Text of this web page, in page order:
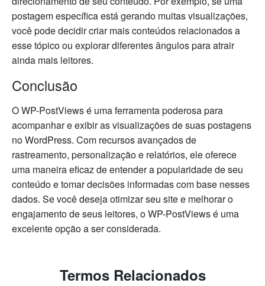
postagem específica está gerando muitas visualizações,
você pode decidir criar mais conteúdos relacionados a
esse tópico ou explorar diferentes ângulos para atrair
ainda mais leitores.
Conclusão
O WP-PostViews é uma ferramenta poderosa para
acompanhar e exibir as visualizações de suas postagens
no WordPress. Com recursos avançados de
rastreamento, personalização e relatórios, ele oferece
uma maneira eficaz de entender a popularidade de seu
conteúdo e tomar decisões informadas com base nesses
dados. Se você deseja otimizar seu site e melhorar o
engajamento de seus leitores, o WP-PostViews é uma
excelente opção a ser considerada.
Termos Relacionados